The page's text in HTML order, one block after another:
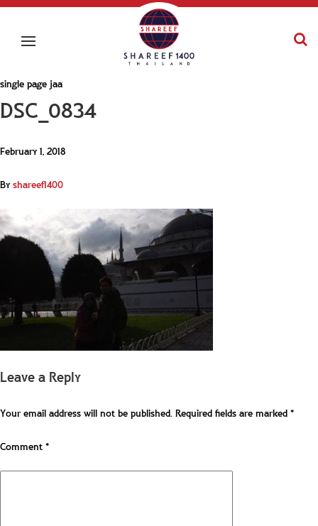
single page jaa
DSC_0834
February 1, 2018
Byshareef1400
Leave a Reply
Your email address will not be published.Required fields are marked*
Comment*